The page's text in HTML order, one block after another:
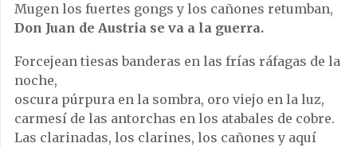
Mugen los fuertes gongs y los cañones retumban,
Don Juan de Austria se va a la guerra.
Forcejean tiesas banderas en las frías ráfagas de la
noche,
oscura púrpura en la sombra, oro viejo en la luz,
carmesí de las antorchas en los atabales de cobre.
Las clarinadas, los clarines, los cañones y aquí